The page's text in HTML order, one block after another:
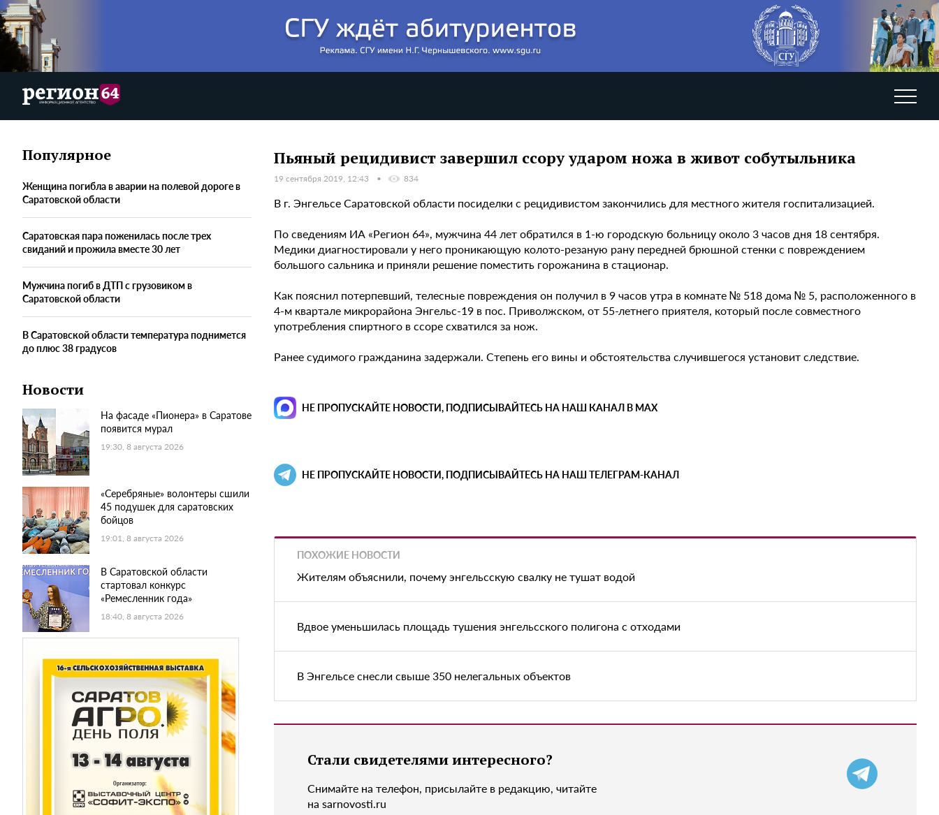
Популярное
Женщина погибла в аварии на полевой дороге в
Саратовской области
Саратовская пара поженилась после трех
свиданий и прожила вместе 30 лет
Мужчина погиб в ДТП с грузовиком в
Саратовской области
В Саратовской области температура поднимется
до плюс 38 градусов
Новости
На фасаде «Пионера» в Саратове
появится мурал
19:30, 8 августа 2026
«Серебряные» волонтеры сшили
45 подушек для саратовских
бойцов
19:01, 8 августа 2026
В Саратовской области
стартовал конкурс
«Ремесленник года»
18:40, 8 августа 2026
Пьяный рецидивист завершил ссору ударом ножа в живот собутыльника
19 сентября 2019, 12:43 834
В г. Энгельсе Саратовской области посиделки с рецидивистом закончились для местного жителя госпитализацией.
По сведениям ИА «Регион 64», мужчина 44 лет обратился в 1-ю городскую больницу около 3 часов дня 18 сентября.
Медики диагностировали у него проникающую колото-резаную рану передней брюшной стенки с повреждением
большого сальника и приняли решение поместить горожанина в стационар.
Как пояснил потерпевший, телесные повреждения он получил в 9 часов утра в комнате № 518 дома № 5, расположенного в
4-м квартале микрорайона Энгельс-19 в пос. Приволжском, от 55-летнего приятеля, который после совместного
употребления спиртного в ссоре схватился за нож.
Ранее судимого гражданина задержали. Степень его вины и обстоятельства случившегося установит следствие.
НЕ ПРОПУСКАЙТЕ НОВОСТИ, ПОДПИСЫВАЙТЕСЬ НА НАШ КАНАЛ В MAX
НЕ ПРОПУСКАЙТЕ НОВОСТИ, ПОДПИСЫВАЙТЕСЬ НА НАШ ТЕЛЕГРАМ-КАНАЛ
ПОХОЖИЕ НОВОСТИ
Жителям объяснили, почему энгельсскую свалку не тушат водой
Вдвое уменьшилась площадь тушения энгельсского полигона с отходами
В Энгельсе снесли свыше 350 нелегальных объектов
Стали свидетелями интересного?
Снимайте на телефон, присылайте в редакцию, читайте
на sarnovosti.ru